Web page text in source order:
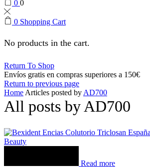
0 0
0 Shopping Cart
No products in the cart.
Return To Shop
Envíos gratis en compras superiores a 150€
Return to previous page
HomeArticles posted byAD700
All posts by AD700
Beauty
Read more